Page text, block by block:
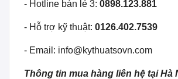
- Hotline bán lẻ 3: 0898.123.881
- Hỗ trợ kỹ thuật: 0126.402.7539
- Email: info@kythuatsovn.com
Thông tin mua hàng liên hệ tại Hà